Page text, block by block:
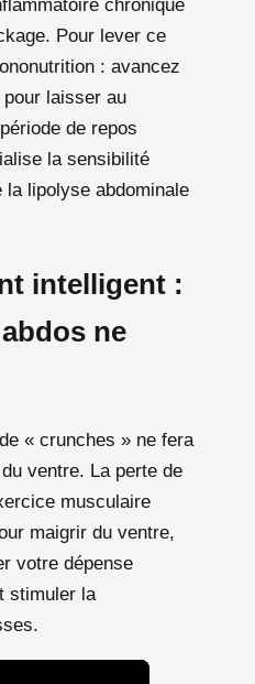
chronique
Pour lever ce
: avancez
pour laisser au
de repos
la sensibilité
la lipolyse abdominale
intelligent :
ne
« crunches » ne fera
ventre. La perte de
musculaire
maigrir du ventre,
votre dépense
stimuler la